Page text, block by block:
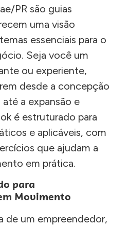
PR são guias
uma visão
essenciais para o
Seja você um
ou experiente,
desde a concepção
a expansão e
é estruturado para
e aplicáveis, com
que ajudam a
em prática.
para
Movimento
de um empreendedor,